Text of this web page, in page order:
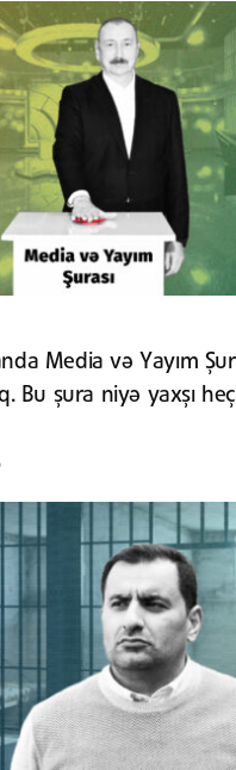
Media və Yayım
Bu şura niyə yaxşı